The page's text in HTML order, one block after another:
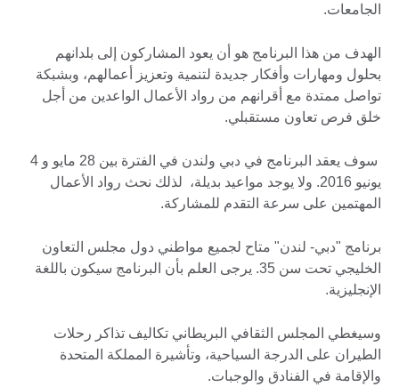
الجامعات.
الهدف من هذا البرنامج هو أن يعود المشاركون إلى بلدانهم
بحلول ومهارات وأفكار جديدة لتنمية وتعزيز أعمالهم، وبشبكة
تواصل ممتدة مع أقرانهم من رواد الأعمال الواعدين من أجل
خلق فرص تعاون مستقبلي.
سوف يعقد البرنامج في دبي ولندن في الفترة بين 28 مايو و 4
يونيو 2016. ولا يوجد مواعيد بديلة، لذلك نحث رواد الأعمال
المهتمين على سرعة التقدم للمشاركة.
برنامج "دبي- لندن" متاح لجميع مواطني دول مجلس التعاون
الخليجي تحت سن 35. يرجى العلم بأن البرنامج سيكون باللغة
الإنجليزية.
وسيغطي المجلس الثقافي البريطاني تكاليف تذاكر رحلات
الطيران على الدرجة السياحية، وتأشيرة المملكة المتحدة
والإقامة في الفنادق والوجبات.